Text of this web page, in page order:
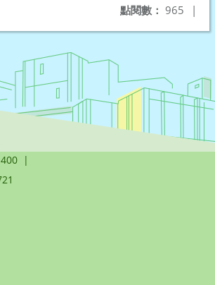
點閱數： 965 |
|